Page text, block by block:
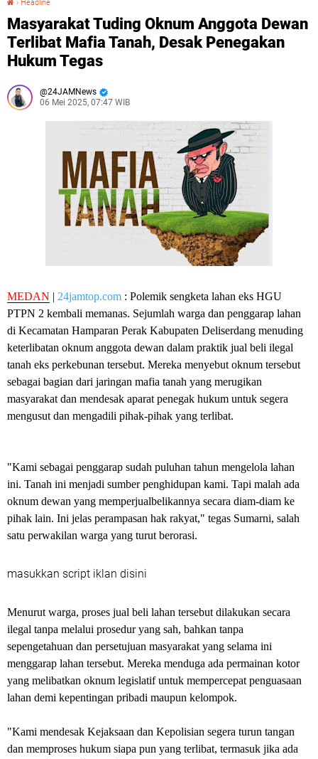
› Headline
Masyarakat Tuding Oknum Anggota Dewan
Terlibat Mafia Tanah, Desak Penegakan
Hukum Tegas
24JAMNews
06 Mei 2025, 07:47 WIB
MEDAN | 24jamtop.com : Polemik sengketa lahan eks HGU
PTPN 2 kembali memanas. Sejumlah warga dan penggarap lahan
di Kecamatan Hamparan Perak Kabupaten Deliserdang menuding
keterlibatan oknum anggota dewan dalam praktik jual beli ilegal
tanah eks perkebunan tersebut. Mereka menyebut oknum tersebut
sebagai bagian dari jaringan mafia tanah yang merugikan
masyarakat dan mendesak aparat penegak hukum untuk segera
mengusut dan mengadili pihak-pihak yang terlibat.
"Kami sebagai penggarap sudah puluhan tahun mengelola lahan
ini. Tanah ini menjadi sumber penghidupan kami. Tapi malah ada
oknum dewan yang memperjualbelikannya secara diam-diam ke
pihak lain. Ini jelas perampasan hak rakyat," tegas Sumarni, salah
satu perwakilan warga yang turut berorasi.
masukkan script iklan disini
Menurut warga, proses jual beli lahan tersebut dilakukan secara
ilegal tanpa melalui prosedur yang sah, bahkan tanpa
sepengetahuan dan persetujuan masyarakat yang selama ini
menggarap lahan tersebut. Mereka menduga ada permainan kotor
yang melibatkan oknum legislatif untuk mempercepat penguasaan
lahan demi kepentingan pribadi maupun kelompok.
"Kami mendesak Kejaksaan dan Kepolisian segera turun tangan
dan memproses hukum siapa pun yang terlibat, termasuk jika ada